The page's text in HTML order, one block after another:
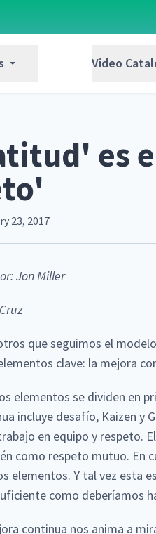
Video
es
23, 2017
Jon Miller
que seguimos el
clave: la mejora
elementos se dividen en
incluye desafío, Kaizen y
en equipo y respeto.
como respeto mutuo. En
elementos. Y tal vez esta
como deberíamos
continua nos anima a